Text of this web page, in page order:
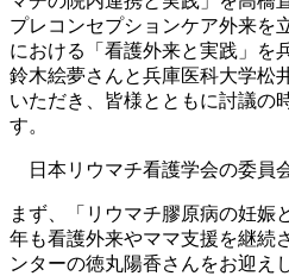
プレコンセプションケア外来を
における「看護外来と実践」を
鈴木絵夢さんと兵庫医科大学松
いただき、皆様とともに討議の
す。
日本リウマチ看護学会の委員
まず、「リウマチ膠原病の妊娠
年も看護外来やママ支援を継続
ンターの徳丸陽香さんをお迎え